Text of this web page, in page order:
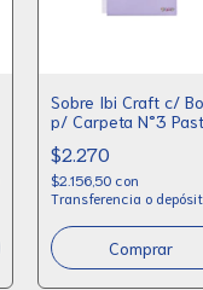
Sobre Ibi Craft c/
p/ Carpeta N°3
$2.270
$2.156,50 con
Transferencia o
Comprar